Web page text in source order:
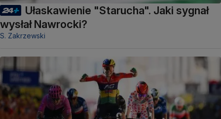
Ułaskawienie "Starucha". Jaki sygnał
wysłał Nawrocki?
S. Zakrzewski